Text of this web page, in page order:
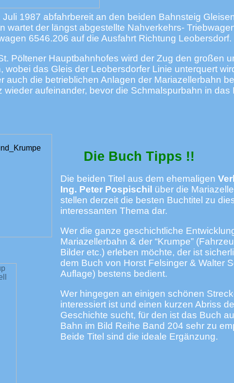
1987 abfahrbereit an den beiden Bahnsteig
wartet der längst abgestellte Nahverkehrs-
6546.206 auf die Ausfahrt Richtung Leobersdorf.
Pöltener Hauptbahnhofes wird der Zug den großen
wobei das Gleis der Leobersdorfer Linie unterquert
auch die betrieblichen Anlagen der Mariazellerbahn
aufeinander, bevor die Schmalspurbahn in das
Die Buch Tipps !!
Die beiden Titel aus dem ehemaligen
Ing. Peter Pospischil über die
stellen derzeit die besten Buchtitel zu
interessanten Thema dar.
Wer die ganze geschichtliche
Mariazellerbahn & der “Krumpe”
Bilder etc.) erleben möchte, der ist
dem Buch von Horst Felsinger & Walter
Auflage) bestens bedient.
Wer hingegen an einigen schönen
interessiert ist und einen kurzen Abriss
Geschichte sucht, für den ist das Buch
Bahn im Bild Reihe Band 204 sehr zu
Beide Titel sind die ideale Ergänzung.